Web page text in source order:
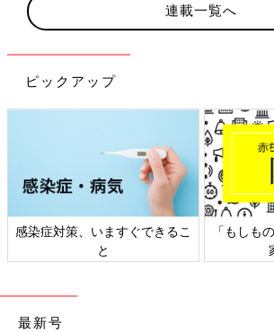
連載一覧へ
ピックアップ
日本外来小児科学会リーフレッ
ト検討会
六星占術
最新号